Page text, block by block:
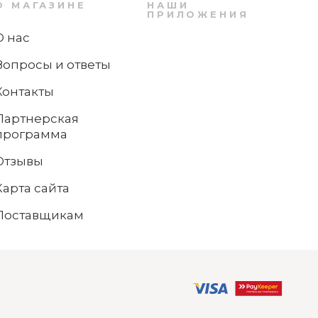
Тарелка подстановочная для сервировки
35 см Toy's Delight Villeroy & Boch
Нет в наличии
МАГАЗИНЕ
нас
и ответы
сайта
НАШИ
ПРИЛОЖЕНИЯ